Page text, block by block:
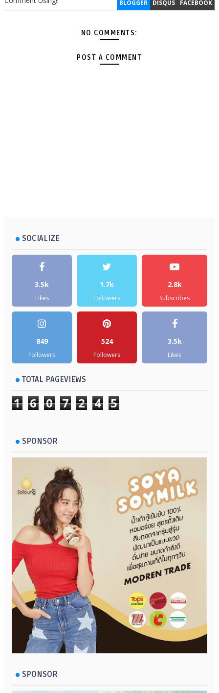
BLOGGER DISQUS FACEBOOK
NO COMMENTS:
POST A COMMENT
SOCIALIZE
3.5k
Likes
1.7k
Followers
2.8k
Subscribes
849
Followers
524
Followers
3.5k
Likes
TOTAL PAGEVIEWS
1 6 0 7 2 4 5
SPONSOR
SPONSOR